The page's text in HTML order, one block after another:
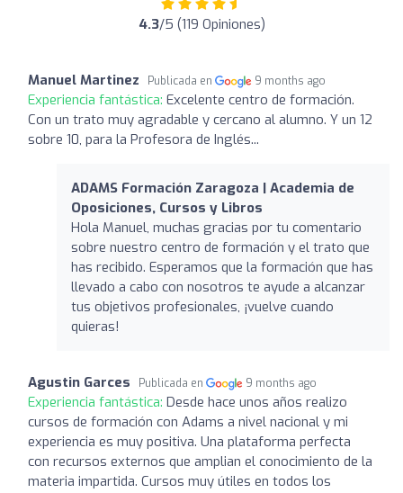
4.3/5 (119 Opiniones)
Manuel Martinez Publicada en 9 months ago
Experiencia fantástica: Excelente centro de formación.
Con un trato muy agradable y cercano al alumno. Y un 12
sobre 10, para la Profesora de Inglés...
ADAMS Formación Zaragoza | Academia de
Oposiciones, Cursos y Libros
Hola Manuel, muchas gracias por tu comentario
sobre nuestro centro de formación y el trato que
has recibido. Esperamos que la formación que has
llevado a cabo con nosotros te ayude a alcanzar
tus objetivos profesionales, ¡vuelve cuando
quieras!
Agustin Garces Publicada en 9 months ago
Experiencia fantástica: Desde hace unos años realizo
cursos de formación con Adams a nivel nacional y mi
experiencia es muy positiva. Una plataforma perfecta
con recursos externos que amplian el conocimiento de la
materia impartida. Cursos muy útiles en todos los